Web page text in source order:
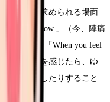
ションが求められる場面
3 minutes now.」（今、陣痛
えたり、「When you feel
」（陣痛を感じたら、ゆ
ドバイスしたりすること